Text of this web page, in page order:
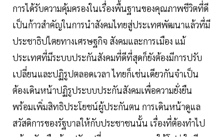
การได้รับความคุ้มครองในเรื่องพื้นฐานของคุณภาพชีวิตที่ดี
เป็นก้าวสำคัญในการนำสังคมไทยสู่ประเทศพัฒนาแล้วที่มี
ประชาธิปไตยทางเศรษฐกิจ สังคมและการเมือง แม้
ประเทศที่มีระบบประกันสังคมที่ดีที่สุดก็ยังต้องมีการปรับ
เปลี่ยนและปฏิรูปตลอดเวลา ไทยก็เช่นเดียวกันจำเป็น
ต้องเดินหน้าปฏิรูประบบประกันสังคมเพื่อความยั่งยืน
พร้อมเพิ่มสิทธิประโยชน์ผู้ประกันตน การเดินหน้าดูแล
สวัสดิการของรัฐบาลให้กับประชาชนนั้น เรื่องที่ต้องทำไป